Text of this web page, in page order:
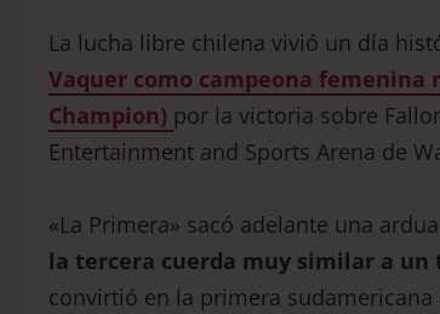
La lucha libre chilena vivió un día
Vaquer como campeona femenina
Champion) por la victoria sobre
Entertainment and Sports Arena de
«La Primera» sacó adelante una
la tercera cuerda muy similar a
convirtió en la primera